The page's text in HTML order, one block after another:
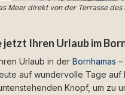
Meer direkt von der Terrasse des
jetzt Ihren Urlaub im
Urlaub in der Bornhamas –
auf wundervolle Tage auf
Knopf, um zu